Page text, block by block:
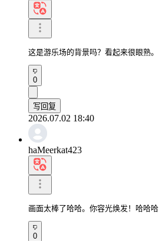
这是游乐场的背景吗？看起来很眼熟。
0
写回复
2026.07.02 18:40
haMeerkat423
画面太棒了哈哈。你容光焕发！哈哈哈
0